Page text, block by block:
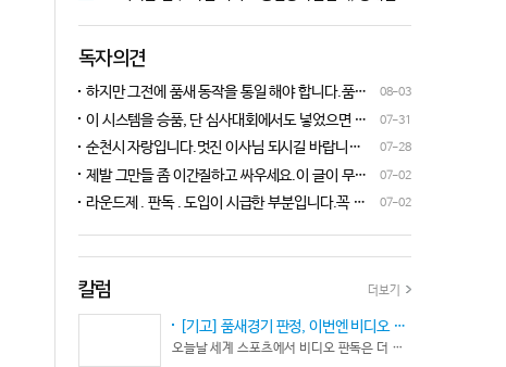
독자의견
08-03
하지만 그전에 품새 동작을 통일 해야 합니다.품새
심판 교육에 여러번 참석 했었는데, 강사 마다 동작
할수가 없습니다.하루빨리 강사들이 함께 모여 동
작을 통일 시켜야지 안그러면 항상 분쟁이 생깁니
다.
07-31
이 시스템을 승품, 단 심사대회에서도 넣었으면 좋
겠네요.심사위원들이 일부러 불합격시키고, 이 부
했는데, 번복이 안된답니다.ㅋㅋㅋㅋㅋ 심사위원들
눈이 전부 달라서, 이렇다, 저렇다 말을 할수가 없다
07-28
순천시 자랑입니다.멋진 이사님 되시길 바랍니다
^^♡
07-02
제발 그만들 좀 이간질하고 싸우세요.이 글이 무엇
이 문제인가요?무엇을 얘기하려는지 의도가 무엇
이 노력해 보자는 그런 글 같은데품새 얘기 하는데
왜 갑자기 심판 가오 얘기에 핑크색 옷 얘기 같은 비
하 발언에......답답하시니 그러시겠지만 태권도
"도" 는 지키시며 발언하세요.심판들 또한 이런 말
나오지 않도록 자존심 상하지 않도록 부단히 노력해
야 함은 확실합니다.부끄러운 일 들이 없도록 해야
07-02
라운드제 . 판독 . 도입이 시급한 부분입니다.꼭 승
고 다른 생각 없이 오로지 품새 판정에만 집중 하도
칼럼 더보기
[기고] 품새경기 판정, 이번엔 비디오 판독이다… 더 이상 미룰 수 없다
오늘날 세계 스포츠에서 비디오 판독은 더 이상 선택이 아니다. 선수의 땀과 노력, 경기 결과의 공정성을 지키기 위한 최소한의 안전장치이자 국제 스포츠의 보편적인 기준이 됐다.